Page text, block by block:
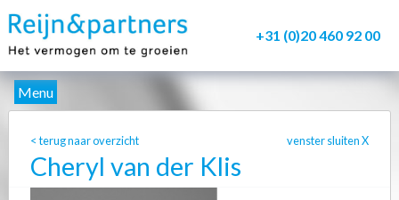
+31 (0)20 460 92 00
Menu
Wie zijn wij?
Dienstverlening
< terug naar overzicht venster sluitenX
Cheryl van der Klis